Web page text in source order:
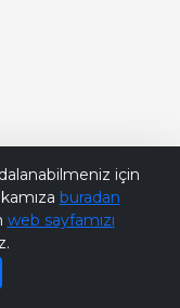
için
buradan
web sayfamızı
Bana Soru Sor | Ask Me